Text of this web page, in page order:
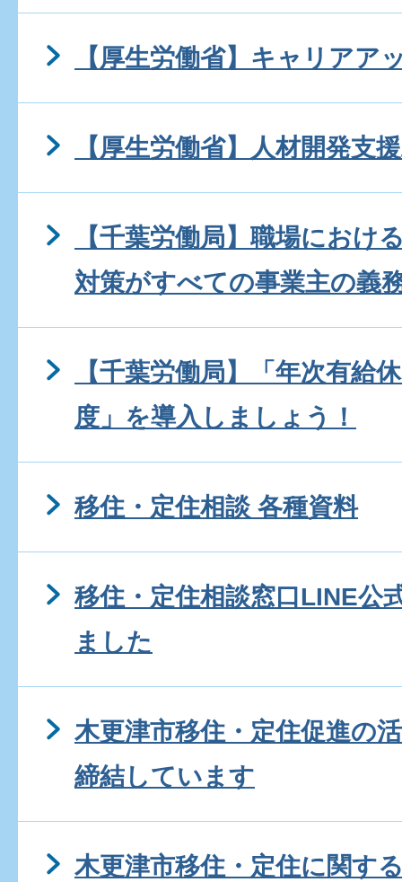
【厚生労働省】キャリアア
【厚生労働省】人材開発支
【千葉労働局】職場におけ
対策がすべての事業主の義
【千葉労働局】「年次有給
度」を導入しましょう！
移住・定住相談 各種資料
移住・定住相談窓口LINE公
ました
木更津市移住・定住促進の
締結しています
木更津市移住・定住に関す